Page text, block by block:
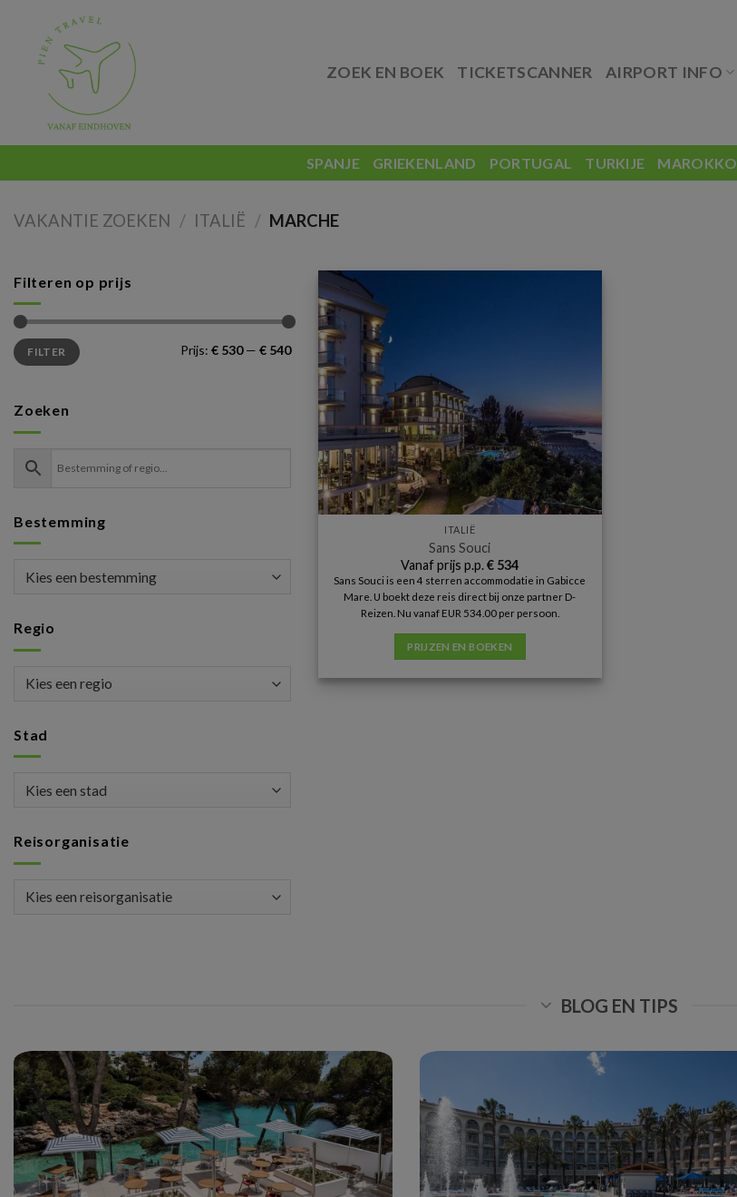
content
ZOEK EN BOEK TICKETSCANNER AIRPORT INFO
SPANJE GRIEKENLAND PORTUGAL TURKIJE MAROKKO
VAKANTIE ZOEKEN / ITALIË / MARCHE
Filteren op prijs
Min.
prijs
Max.
prijsFILTER Prijs: € 530— € 540
Zoeken
Bestemming
Regio
Stad
Reisorganisatie
ITALIË
Sans Souci
Vanaf prijs p.p.€ 534
Sans Souci is een 4 sterren accommodatie in Gabicce
Mare. U boekt deze reis direct bij onze partner D-
Reizen. Nu vanaf EUR 534.00 per persoon.
PRIJZEN EN BOEKEN
BLOG EN TIPS